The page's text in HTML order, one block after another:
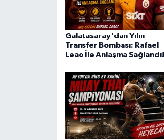
Galatasaray'dan Yılın
Transfer Bombası: Rafael
Leao İle Anlaşma Sağlandı!